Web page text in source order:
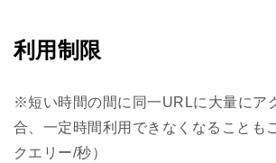
利用制限
※短い時間の間に同一URLに大量にア
合、一定時間利用できなくなることも
クエリー/秒）